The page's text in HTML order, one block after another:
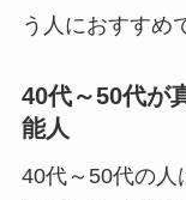
う人におすすめ
40代～50代が
能人
40代～50代の人